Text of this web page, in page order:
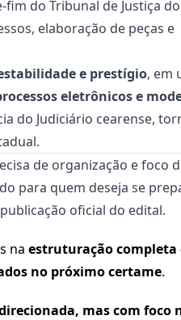
do Tribunal de Justiça do
elaboração de peças e
e prestígio, em
eletrônicos e
do Judiciário cearense,
de organização e foco
para quem deseja se
oficial do edital.
na estruturação completa
no próximo certame.
mas com foco